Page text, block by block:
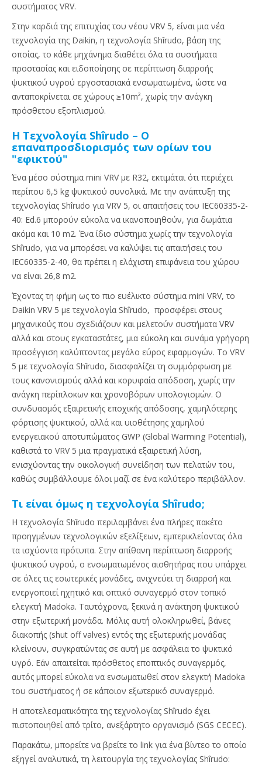
συστήματος VRV.
Στην καρδιά της επιτυχίας του νέου VRV 5, είναι μια νέα
τεχνολογία της Daikin, η τεχνολογία Shîrudo, βάση της
οποίας, το κάθε μηχάνημα διαθέτει όλα τα συστήματα
προστασίας και ειδοποίησης σε περίπτωση διαρροής
ψυκτικού υγρού εργοστασιακά ενσωματωμένα, ώστε να
ανταποκρίνεται σε χώρους ≥10m², χωρίς την ανάγκη
πρόσθετου εξοπλισμού.
Η Τεχνολογία Shîrudo – Ο
επαναπροσδιορισμός των ορίων του
"εφικτού"
Ένα μέσο σύστημα mini VRV με R32, εκτιμάται ότι περιέχει
περίπου 6,5 kg ψυκτικού συνολικά. Με την ανάπτυξη της
τεχνολογίας Shîrudo για VRV 5, οι απαιτήσεις του IEC60335-2-
40: Ed.6 μπορούν εύκολα να ικανοποιηθούν, για δωμάτια
ακόμα και 10 m2. Ένα ίδιο σύστημα χωρίς την τεχνολογία
Shîrudo, για να μπορέσει να καλύψει τις απαιτήσεις του
IEC60335-2-40, θα πρέπει η ελάχιστη επιφάνεια του χώρου
να είναι 26,8 m2.
Έχοντας τη φήμη ως το πιο ευέλικτο σύστημα mini VRV, το
Daikin VRV 5 με τεχνολογία Shîrudo, προσφέρει στους
μηχανικούς που σχεδιάζουν και μελετούν συστήματα VRV
αλλά και στους εγκαταστάτες, μια εύκολη και συνάμα γρήγορη
προσέγγιση καλύπτοντας μεγάλο εύρος εφαρμογών. Το VRV
5 με τεχνολογία Shîrudo, διασφαλίζει τη συμμόρφωση με
τους κανονισμούς αλλά και κορυφαία απόδοση, χωρίς την
ανάγκη περίπλοκων και χρονοβόρων υπολογισμών. Ο
συνδυασμός εξαιρετικής εποχικής απόδοσης, χαμηλότερης
φόρτισης ψυκτικού, αλλά και υιοθέτησης χαμηλού
ενεργειακού αποτυπώματος GWP (Global Warming Potential),
καθιστά το VRV 5 μια πραγματικά εξαιρετική λύση,
ενισχύοντας την οικολογική συνείδηση των πελατών του,
καθώς συμβάλλουμε όλοι μαζί σε ένα καλύτερο περιβάλλον.
Τι είναι όμως η τεχνολογία Shîrudo;
Η τεχνολογία Shîrudo περιλαμβάνει ένα πλήρες πακέτο
προηγμένων τεχνολογικών εξελίξεων, εμπερικλείοντας όλα
τα ισχύοντα πρότυπα. Στην απίθανη περίπτωση διαρροής
ψυκτικού υγρού, ο ενσωματωμένος αισθητήρας που υπάρχει
σε όλες τις εσωτερικές μονάδες, ανιχνεύει τη διαρροή και
ενεργοποιεί ηχητικό και οπτικό συναγερμό στον τοπικό
ελεγκτή Madoka. Ταυτόχρονα, ξεκινά η ανάκτηση ψυκτικού
στην εξωτερική μονάδα. Μόλις αυτή ολοκληρωθεί, βάνες
διακοπής (shut off valves) εντός της εξωτερικής μονάδας
κλείνουν, συγκρατώντας σε αυτή με ασφάλεια το ψυκτικό
υγρό. Εάν απαιτείται πρόσθετος εποπτικός συναγερμός,
αυτός μπορεί εύκολα να ενσωματωθεί στον ελεγκτή Madoka
του συστήματος ή σε κάποιον εξωτερικό συναγερμό.
Η αποτελεσματικότητα της τεχνολογίας Shîrudo έχει
πιστοποιηθεί από τρίτο, ανεξάρτητο οργανισμό (SGS CECEC).
Παρακάτω, μπορείτε να βρείτε το link για ένα βίντεο το οποίο
εξηγεί αναλυτικά, τη λειτουργία της τεχνολογίας Shîrudo: